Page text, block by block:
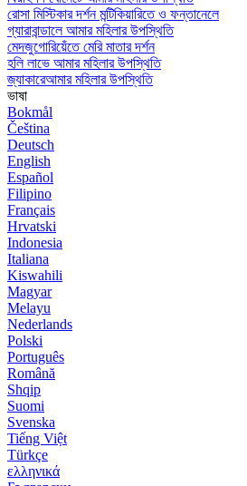
রোসা মিস্টিকার দর্শন মন্টিকিয়ারিতে ও ফন্তানেলে
গ্যারাবান্ডালে আমার মহিলার উপস্থিতি
মেদজুগোরিয়েঁতে মেরি মাতার দর্শন
হলি লাভে আমার মহিলার উপস্থিতি
জ্যাকারেআমার মহিলার উপস্থিতি
ভাষা
Bokmål
Čeština
Deutsch
English
Español
Filipino
Français
Hrvatski
Indonesia
Italiana
Kiswahili
Magyar
Melayu
Nederlands
Polski
Português
Română
Shqip
Suomi
Svenska
Tiếng Việt
Türkçe
ελληνικά